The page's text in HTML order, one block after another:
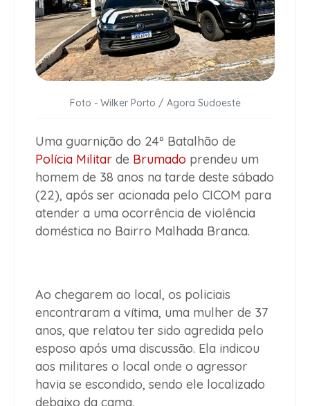
Foto - Wilker Porto / Agora Sudoeste
Uma guarnição do 24º Batalhão de
Polícia Militar de Brumado prendeu um
homem de 38 anos na tarde deste sábado
(22), após ser acionada pelo CICOM para
atender a uma ocorrência de violência
doméstica no Bairro Malhada Branca.
Ao chegarem ao local, os policiais
encontraram a vítima, uma mulher de 37
anos, que relatou ter sido agredida pelo
esposo após uma discussão. Ela indicou
aos militares o local onde o agressor
havia se escondido, sendo ele localizado
debaixo da cama.